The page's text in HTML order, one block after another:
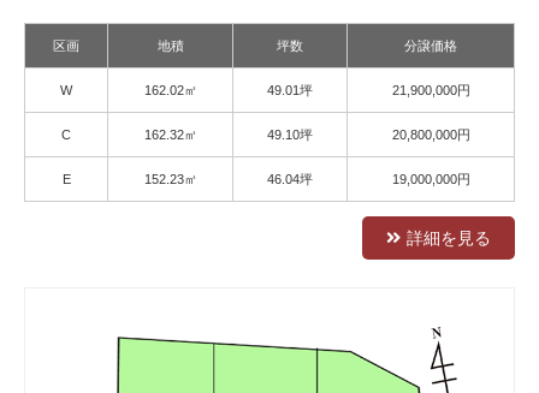
区画 地積 坪数 分譲価格
W 162.02㎡ 49.01坪 21,900,000円
C 162.32㎡ 49.10坪 20,800,000円
E 152.23㎡ 46.04坪 19,000,000円
詳細を見る